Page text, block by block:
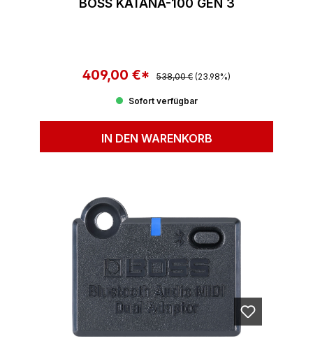
BOSS KATANA-100 GEN 3
Verkaufspreis:
409,00 €* Regulärer Preis:
538,00 € (23.98%)
Sofort verfügbar
IN DEN WARENKORB